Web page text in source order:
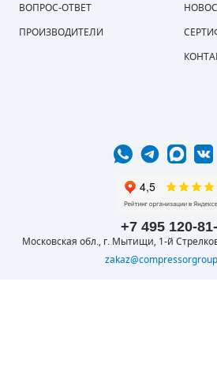
+7 495 120-
Московская обл., г. Мытищи, 1-й
ВОПРОС-ОТВЕТ
ПРОИЗВОДИТЕЛИ